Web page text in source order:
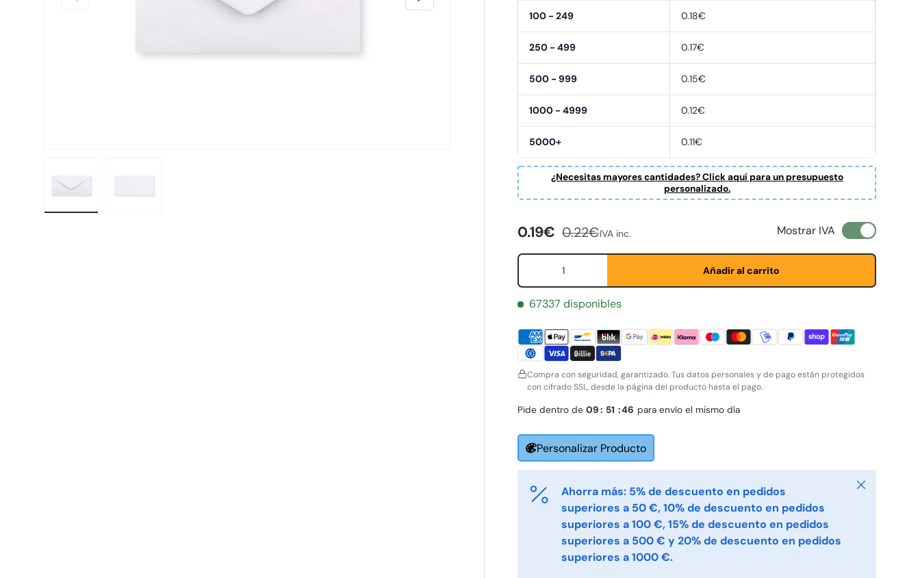
100 - 249 0.18€
250 - 499 0.17€
500 - 999 0.15€
1000 - 4999 0.12€
5000+ 0.11€
¿Necesitas mayores cantidades? Click aquí para un presupuesto
personalizado.
Precio de venta
0.19€ Precio normal
0.22€IVA inc. Mostrar IVA
Cant.
Añadir al carrito
67337 disponibles
Compra con seguridad, garantizado. Tus datos personales y de pago están protegidos
con cifrado SSL, desde la página del producto hasta el pago.
Pide dentro de 09: 51 :45 para envío el mismo día
Personalizar Producto
Ahorra más: 5% de descuento en pedidos
superiores a 50 €, 10% de descuento en pedidos
superiores a 100 €, 15% de descuento en pedidos
superiores a 500 € y 20% de descuento en pedidos
superiores a 1000 €.
Cerrar